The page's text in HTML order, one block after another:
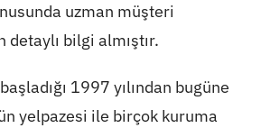
uzman müşteri
bilgi almıştır.
1997 yılından bugüne
yelpazesi ile birçok kuruma